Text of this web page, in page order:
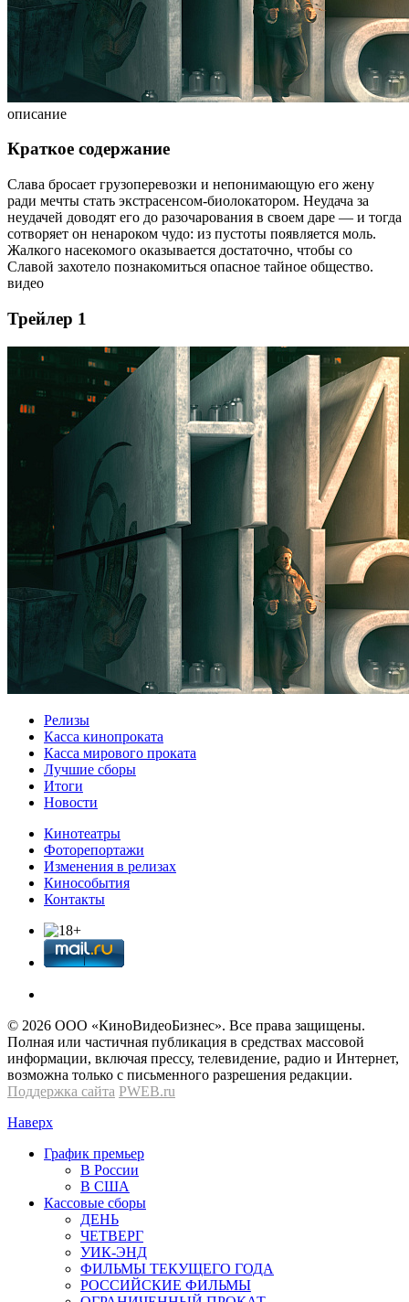
описание
Краткое содержание
Слава бросает грузоперевозки и непонимающую его жену
ради мечты стать экстрасенсом-биолокатором. Неудача за
неудачей доводят его до разочарования в своем даре — и тогда
сотворяет он ненароком чудо: из пустоты появляется моль.
Жалкого насекомого оказывается достаточно, чтобы со
Славой захотело познакомиться опасное тайное общество.
видео
Трейлер 1
Релизы
Касса кинопроката
Касса мирового проката
Лучшие сборы
Итоги
Новости
Кинотеатры
Фоторепортажи
Изменения в релизах
Кинособытия
Контакты
© 2026 OOО «КиноВидеоБизнес». Все права защищены.
Полная или частичная публикация в средствах массовой
информации, включая прессу, телевидение, радио и Интернет,
возможна только с письменного разрешения редакции.
Поддержка сайта PWEB.ru
Наверх
График премьер
В России
В США
Кассовые сборы
ДЕНЬ
ЧЕТВЕРГ
УИК-ЭНД
ФИЛЬМЫ ТЕКУЩЕГО ГОДА
РОССИЙСКИЕ ФИЛЬМЫ